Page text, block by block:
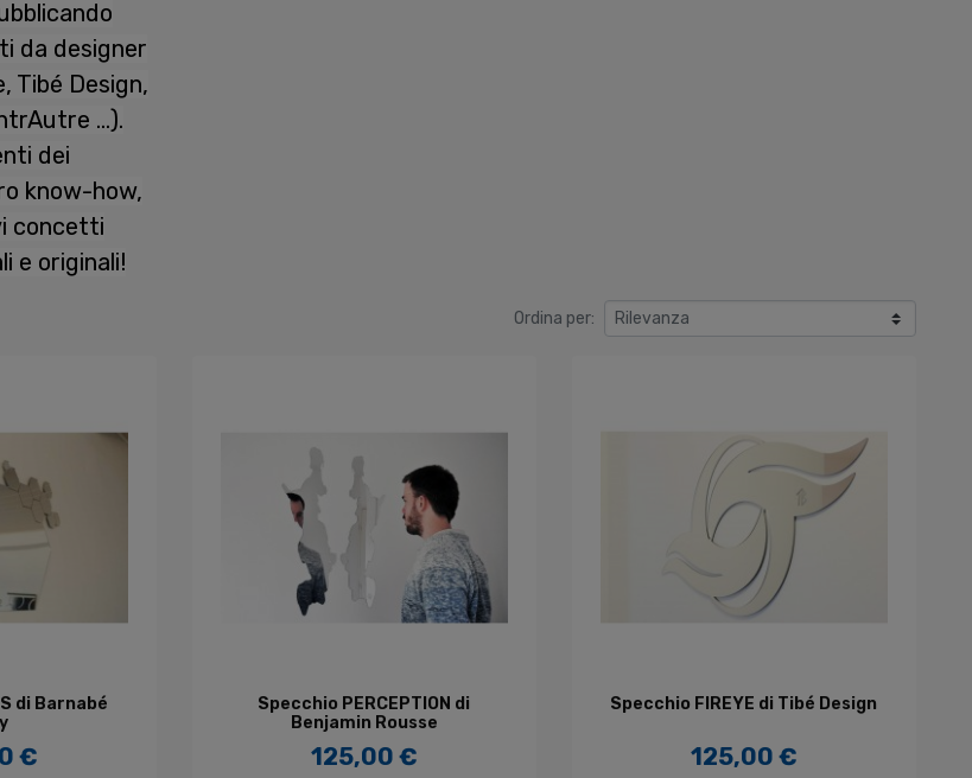
da designer
Tibé Design,
...).
dei
know-how,
concetti
e originali!
Ordina per:
di Barnabé
€
AGGIUNGI AL CARRELLO
Specchio PERCEPTION di
Benjamin Rousse
Prezzo
125,00 €
AGGIUNGI AL CARRELLO
Specchio FIREYE di Tibé Design
Prezzo
125,00 €